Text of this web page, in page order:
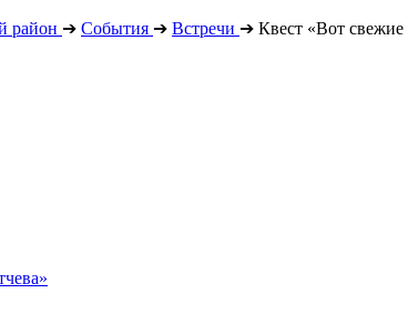
район ➔ События ➔ Встречи ➔ Квест «Вот свежие